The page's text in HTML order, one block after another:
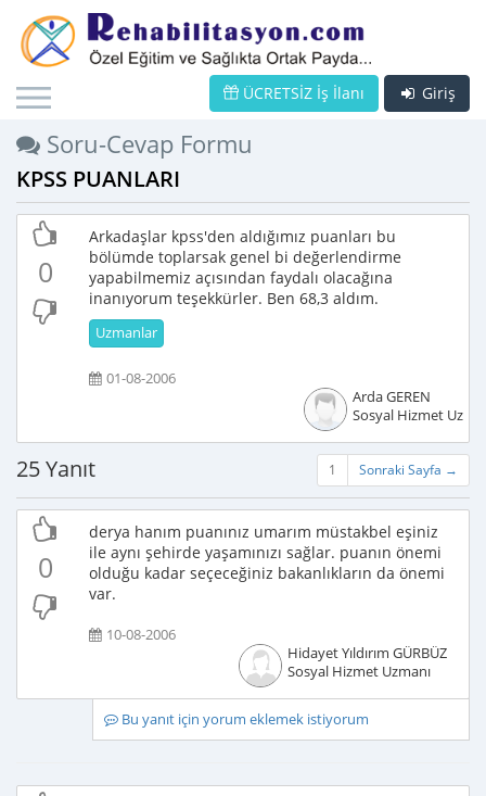
Giriş
ÜCRETSİZ İş İlanı
Soru-Cevap Formu
KPSS PUANLARI
0
Arkadaşlar kpss'den aldığımız puanları bu
bölümde toplarsak genel bi değerlendirme
yapabilmemiz açısından faydalı olacağına
inanıyorum teşekkürler. Ben 68,3 aldım.
Uzmanlar
01-08-2006
Arda GEREN
Sosyal Hizmet
1 Sonraki Sayfa →
25 Yanıt
0
derya hanım puanınız umarım müstakbel eşiniz
ile aynı şehirde yaşamınızı sağlar. puanın önemi
olduğu kadar seçeceğiniz bakanlıkların da önemi
var.
10-08-2006
Hidayet Yıldırım GÜRBÜZ
Sosyal Hizmet Uzmanı
Bu yanıt için yorum eklemek istiyorum